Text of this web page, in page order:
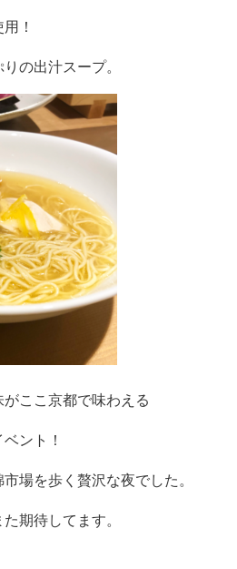
！
の出汁スープ。
ここ京都で味わえる
ント！
場を歩く贅沢な夜でした。
期待してます。